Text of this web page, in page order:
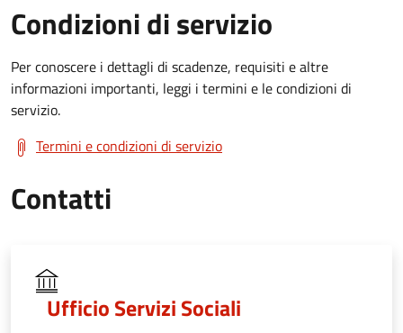
Condizioni di servizio
Per conoscere i dettagli di scadenze, requisiti e altre
informazioni importanti, leggi i termini e le condizioni di
servizio.
Termini e condizioni di servizio
Contatti
Ufficio Servizi Sociali